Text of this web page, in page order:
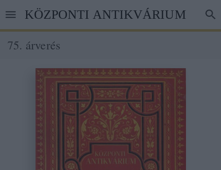
tartalomra
KÖZPONTI ANTIKVÁRIUM
75. árverés